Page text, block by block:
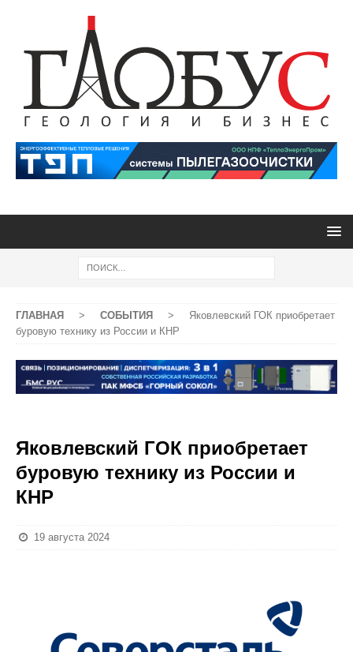
ГЛАВНАЯ > СОБЫТИЯ >
Яковлевский ГОК приобретает
буровую технику из России и КНР
Яковлевский ГОК приобретает
буровую технику из России и
КНР
19 августа 2024